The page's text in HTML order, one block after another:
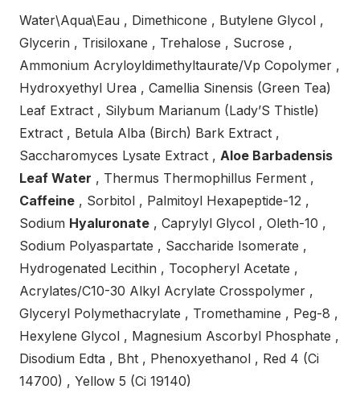
Water\Aqua\Eau , Dimethicone , Butylene Glycol ,
Glycerin , Trisiloxane , Trehalose , Sucrose ,
Ammonium Acryloyldimethyltaurate/Vp Copolymer ,
Hydroxyethyl Urea , Camellia Sinensis (Green Tea)
Leaf Extract , Silybum Marianum (Lady’S Thistle)
Extract , Betula Alba (Birch) Bark Extract ,
Saccharomyces Lysate Extract , Aloe Barbadensis
Leaf Water , Thermus Thermophillus Ferment ,
Caffeine , Sorbitol , Palmitoyl Hexapeptide-12 ,
Sodium Hyaluronate , Caprylyl Glycol , Oleth-10 ,
Sodium Polyaspartate , Saccharide Isomerate ,
Hydrogenated Lecithin , Tocopheryl Acetate ,
Acrylates/C10-30 Alkyl Acrylate Crosspolymer ,
Glyceryl Polymethacrylate , Tromethamine , Peg-8 ,
Hexylene Glycol , Magnesium Ascorbyl Phosphate ,
Disodium Edta , Bht , Phenoxyethanol , Red 4 (Ci
14700) , Yellow 5 (Ci 19140)